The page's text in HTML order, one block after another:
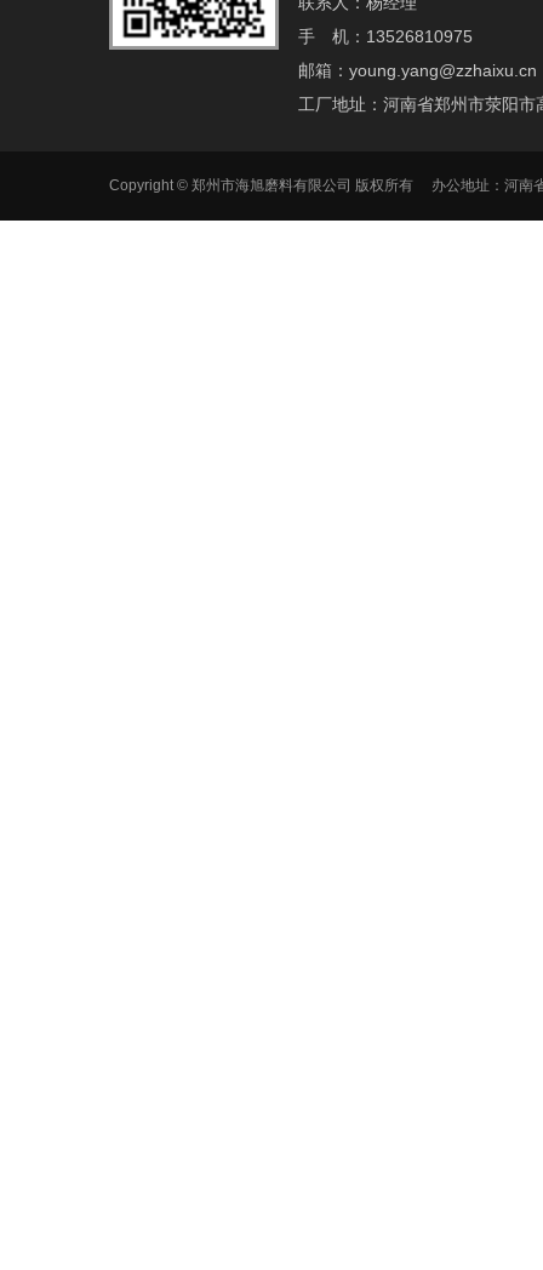
手 机：13526810975
邮箱：young.yang@zzhaixu.cn
工厂地址：河南省郑州市荥阳市
Copyright © 郑州市海旭磨料有限公司 版权所有 办公地址：河